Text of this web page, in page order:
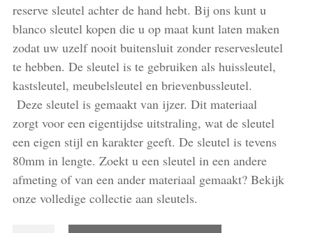
reserve sleutel achter de hand hebt. Bij ons kunt u
blanco sleutel kopen die u op maat kunt laten maken
zodat uw uzelf nooit buitensluit zonder reservesleutel
te hebben. De sleutel is te gebruiken als huissleutel,
kastsleutel, meubelsleutel en brievenbussleutel.
Deze sleutel is gemaakt van ijzer. Dit materiaal
zorgt voor een eigentijdse uitstraling, wat de sleutel
een eigen stijl en karakter geeft. De sleutel is tevens
80mm in lengte. Zoekt u een sleutel in een andere
afmeting of van een ander materiaal gemaakt? Bekijk
onze volledige collectie aan sleutels.